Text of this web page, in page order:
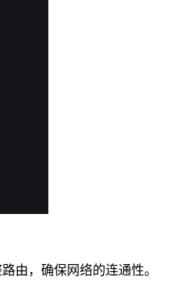
由，确保网络的连通性。